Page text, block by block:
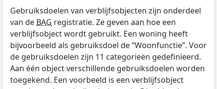
Gebruiksdoelen van verblijfsobjecten zijn onderdeel
van de BAG registratie. Ze geven aan hoe een
verblijfsobject wordt gebruikt. Een woning heeft
bijvoorbeeld als gebruiksdoel de “Woonfunctie”. Voor
de gebruiksdoelen zijn 11 categorieën gedefinieerd.
Aan één object verschillende gebruiksdoelen worden
toegekend. Een voorbeeld is een verblijfsobject